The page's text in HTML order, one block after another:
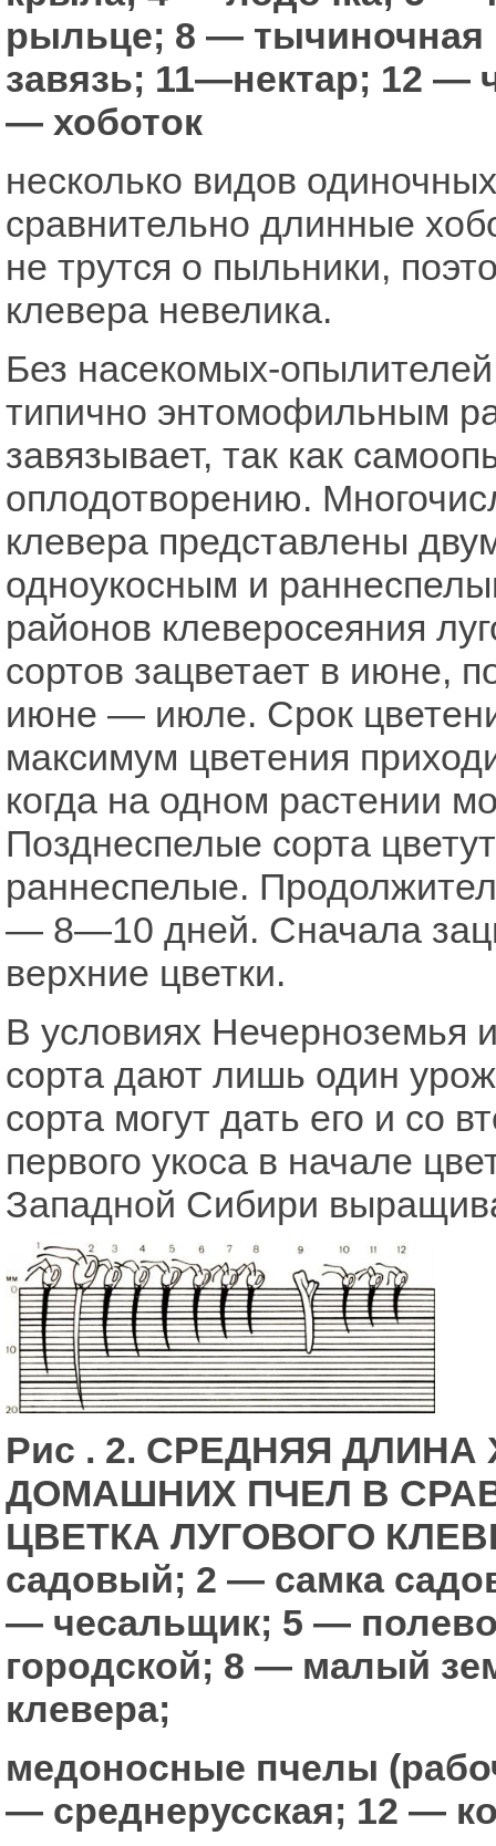
рыльце; 8 —
завязь; 11—нектар; 12 —
— хоботок
несколько видов
сравнительно длинные
не трутся о пыльники,
клевера невелика.
Без насекомых-
типично энтомофильным
завязывает, так как
оплодотворению.
клевера представлены
одноукосным и
районов клеверосеяния
сортов зацветает в июне,
июне — июле. Срок
максимум цветения
когда на одном растении
Позднеспелые сорта
раннеспелые.
— 8—10 дней. Сначала
верхние цветки.
В условиях Нечерноземья
сорта дают лишь один
сорта могут дать его и со
первого укоса в начале
Западной Сибири
Рис . 2. СРЕДНЯЯ
ДОМАШНИХ ПЧЕЛ В
ЦВЕТКА ЛУГОВОГО
садовый; 2 — самка
— чесальщик; 5 —
городской; 8 — малый
клевера;
медоносные пчелы
— среднерусская; 12 —